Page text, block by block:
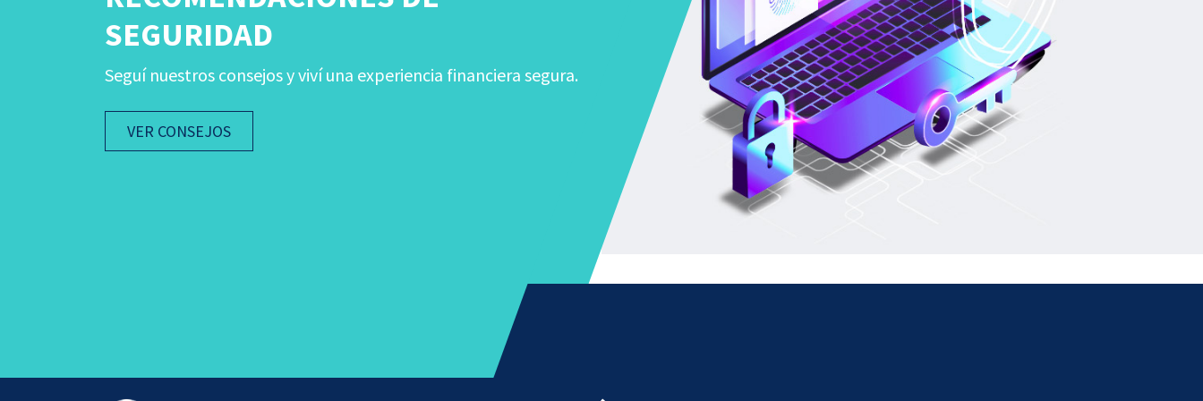
SEGURIDAD
Seguí nuestros consejos y viví una experiencia financiera segura.
VER CONSEJOS